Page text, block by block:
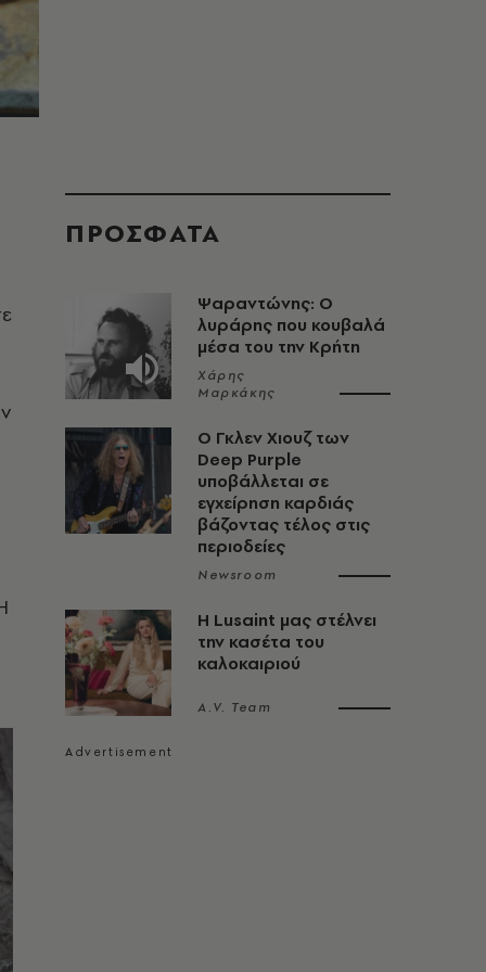
ΠΡΟΣΦΑΤΑ
Ψαραντώνης: Ο
λυράρης που κουβαλά
μέσα του την Κρήτη
Χάρης
Μαρκάκης
O Γκλεν Χιουζ των
Deep Purple
υποβάλλεται σε
εγχείρηση καρδιάς
βάζοντας τέλος στις
περιοδείες
Newsroom
Η Lusaint μας στέλνει
την κασέτα του
καλοκαιριού
A.V. Team